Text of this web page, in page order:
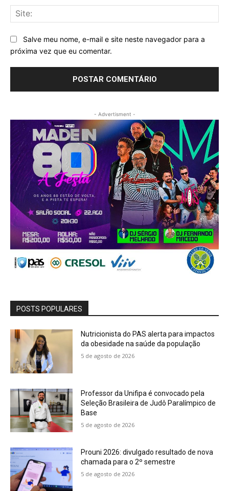
Salve meu nome, e-mail e site neste navegador para a
próxima vez que eu comentar.
- Advertisment -
POSTS POPULARES
Nutricionista do PAS alerta para impactos
da obesidade na saúde da população
5 de agosto de 2026
Professor da Unifipa é convocado pela
Seleção Brasileira de Judô Paralímpico de
Base
5 de agosto de 2026
Prouni 2026: divulgado resultado de nova
chamada para o 2º semestre
5 de agosto de 2026